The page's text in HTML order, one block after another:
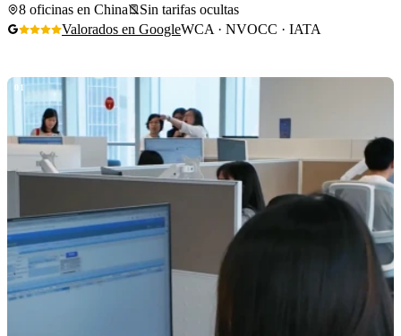
8 oficinas en China
Sin tarifas ocultas
Valorados en GoogleWCA · NVOCC · IATA